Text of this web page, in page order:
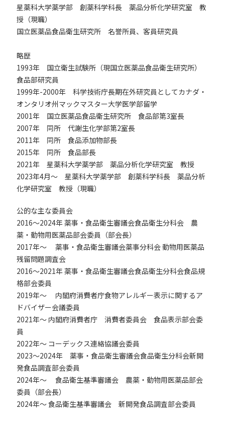
星薬科大学薬学部 創薬科学科長 薬品分析化学研究室 教
授（現職）
国立医薬品食品衛生研究所 名誉所員、客員研究員
略歴
1993年 国立衛生試験所（現国立医薬品食品衛生研究所）
食品部研究員
1999年-2000年 科学技術庁長期在外研究員としてカナダ・
オンタリオ州マックマスター大学医学部留学
2001年 国立医薬品食品衛生研究所 食品部第3室長
2007年 同所 代謝生化学部第2室長
2011年 同所 食品添加物部長
2015年 同所 食品部長
2021年 星薬科大学薬学部 薬品分析化学研究室 教授
2023年4月～ 星薬科大学薬学部 創薬科学科長 薬品分析
化学研究室 教授（現職）
公的な主な委員会
2016～2024年 薬事・食品衛生審議会食品衛生分科会 農
薬・動物用医薬品部会委員（部会長）
2017年～ 薬事・食品衛生審議会薬事分科会 動物用医薬品
残留問題調査会
2016～2021年 薬事・食品衛生審議会食品衛生分科会食品規
格部会委員
2019年～ 内閣府消費者庁食物アレルギー表示に関するア
ドバイザー会議委員
2021年～ 内閣府消費者庁 消費者委員会 食品表示部会委
員
2022年～ コーデックス連絡協議会委員
2023～2024年 薬事・食品衛生審議会食品衛生分科会新開
発食品調査部会委員
2024年～ 食品衛生基準審議会 農薬・動物用医薬品部会
委員（部会長）
2024年～ 食品衛生基準審議会 新開発食品調査部会委員